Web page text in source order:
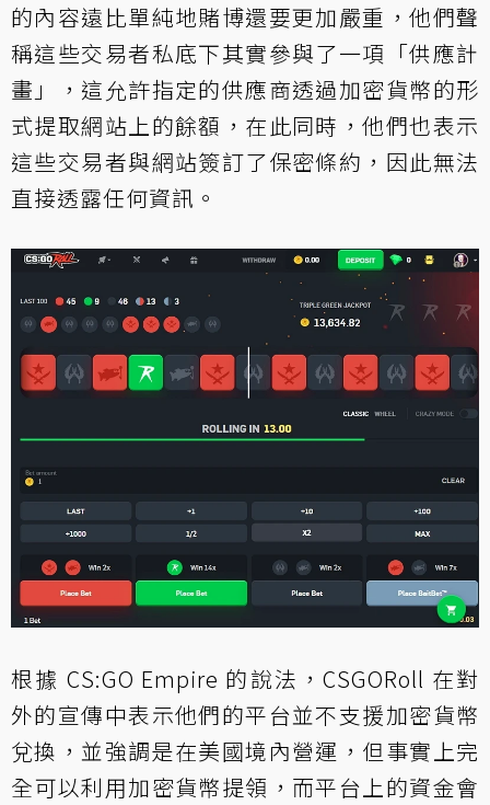
的內容遠比單純地賭博還要更加嚴重，他們聲
稱這些交易者私底下其實參與了一項「供應計
畫」，這允許指定的供應商透過加密貨幣的形
式提取網站上的餘額，在此同時，他們也表示
這些交易者與網站簽訂了保密條約，因此無法
直接透露任何資訊。
根據 CS:GO Empire 的說法，CSGORoll 在對
外的宣傳中表示他們的平台並不支援加密貨幣
兌換，並強調是在美國境內營運，但事實上完
全可以利用加密貨幣提領，而平台上的資金會